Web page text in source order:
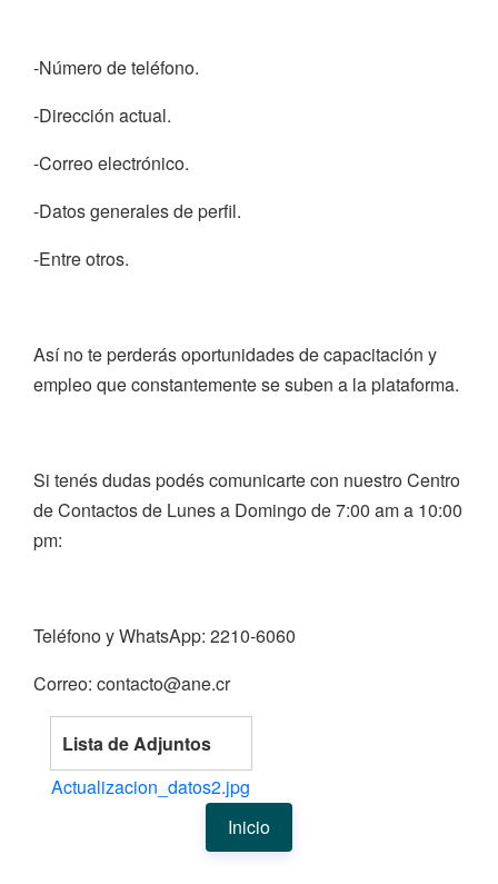
-Número de teléfono.
-Dirección actual.
-Correo electrónico.
-Datos generales de perfil.
-Entre otros.
Así no te perderás oportunidades de capacitación y
empleo que constantemente se suben a la plataforma.
Si tenés dudas podés comunicarte con nuestro Centro
de Contactos de Lunes a Domingo de 7:00 am a 10:00
pm:
Teléfono y WhatsApp: 2210-6060
Correo: contacto@ane.cr
Lista de Adjuntos
Actualizacion_datos2.jpg
Inicio